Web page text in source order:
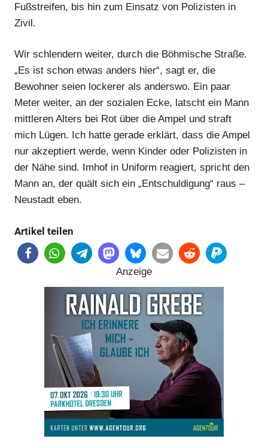
Anzeige
Anzeige
Fußstreifen, bis hin zum Einsatz von Polizisten in
Zivil.
Wir schlendern weiter, durch die Böhmische Straße.
„Es ist schon etwas anders hier“, sagt er, die
Bewohner seien lockerer als anderswo. Ein paar
Meter weiter, an der sozialen Ecke, latscht ein Mann
mittleren Alters bei Rot über die Ampel und straft
mich Lügen. Ich hatte gerade erklärt, dass die Ampel
nur akzeptiert werde, wenn Kinder oder Polizisten in
der Nähe sind. Imhof in Uniform reagiert, spricht den
Mann an, der quält sich ein „Entschuldigung“ raus –
Neustadt eben.
Artikel teilen
Anzeige